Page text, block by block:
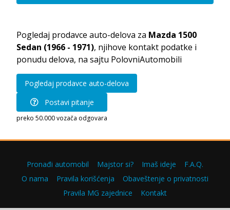
Pogledaj prodavce auto-delova za Mazda 1500
Sedan (1966 - 1971), njihove kontakt podatke i
ponudu delova, na sajtu PolovniAutomobili
Pogledaj prodavce auto-delova
Postavi pitanje
preko 50.000 vozača odgovara
Pronađi automobil Majstor si? Imaš ideje
F.A.Q.
O nama
Pravila korišćenja
Obaveštenje o privatnosti
Pravila MG zajednice
Kontakt